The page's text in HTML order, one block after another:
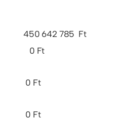
450 642 785 Ft
0 Ft
0 Ft
0 Ft